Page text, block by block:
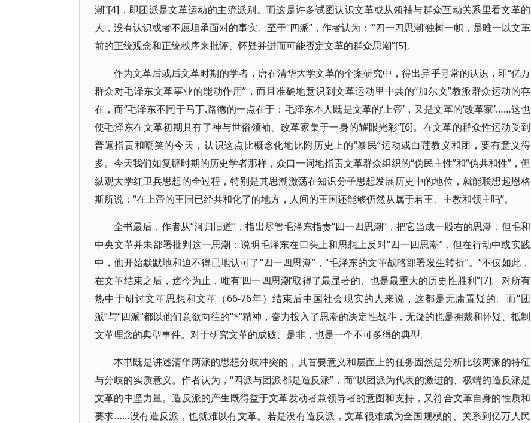
潮”[4]，即团派是文革运动的主流派别。而这是许多试图认识文革或从领袖与群众互动关系里看文革的
人，没有认识或者不愿坦承面对的事实。至于“四派”，作者认为：“‘四一四思潮’独树一帜，是唯一以文革
前的正统观念和正统秩序来批评、怀疑并进而可能否定文革的群众思潮”[5]。
作为文革后或后文革时期的学者，唐在清华大学文革的个案研究中，得出异乎寻常的认识，即“亿万
群众对毛泽东文革事业的能动作用”，而且准确地意识到文革运动里中共的“加尔文”教派群众运动的存
在，而“毛泽东不同于马丁.路德的一点在于：毛泽东本人既是文革的‘上帝’，又是文革的‘改革家’……这也
使毛泽东在文革初期具有了神与世俗领袖、改革家集于一身的耀眼光彩”[6]。在文革的群众性运动受到
普遍指责和嘲笑的今天，认识这点比概念化地比附历史上的“暴民”运动或白莲教义和团，要有意义得
多。今天我们如复辟时期的历史学者那样，众口一词地指责文革群众组织的“伪民主性”和“伪共和性”，但
纵观大学红卫兵思想的全过程，特别是其思潮激荡在知识分子思想发展历史中的地位，就能联想起恩格
斯所说：“在上帝的王国已经共和化了的地方，人间的王国还能够仍然从属于君王、主教和领主吗”。
全书最后，作者从“河归旧道”，指出尽管毛泽东指责“四一四思潮”，把它当成一股右的思潮，但毛和
中央文革并未部署批判这一思潮；说明毛泽东在口头上和思想上反对“四一四思潮”，但在行动中或实践
中，他开始默默地和迫不得已地认可了“四一四思潮”，“毛泽东的文革战略部署发生转折”。“不仅如此，
在文革结束之后，迄今为止，唯有‘四一四思潮’取得了最显著的、也是最重大的历史性胜利”[7]。对所有
热中于研讨文革思想和文革（66-76年）结束后中国社会现实的人来说，这都是无庸置疑的。而“团
派”与“四派”都以他们意欲向往的“*”精神，奋力投入了思潮的决定性战斗，无疑的也是拥戴和怀疑、抵制
文革理念的典型事件。对于研究文革的成败、是非，也是一个不可多得的典型。
本书既是讲述清华两派的思想分歧冲突的，其首要意义和层面上的任务固然是分析比较两派的特征
与分歧的实质意义。作者认为，“四派与团派都是造反派”，而“以团派为代表的激进的、极端的造反派是
文革的中坚力量。造反派的产生既得益于文革发动者兼领导者的意图和支持，又符合文革自身的性质和
要求……没有造反派，也就难以有文革。若是没有造反派，文革很难成为全国规模的、关系到亿万人民